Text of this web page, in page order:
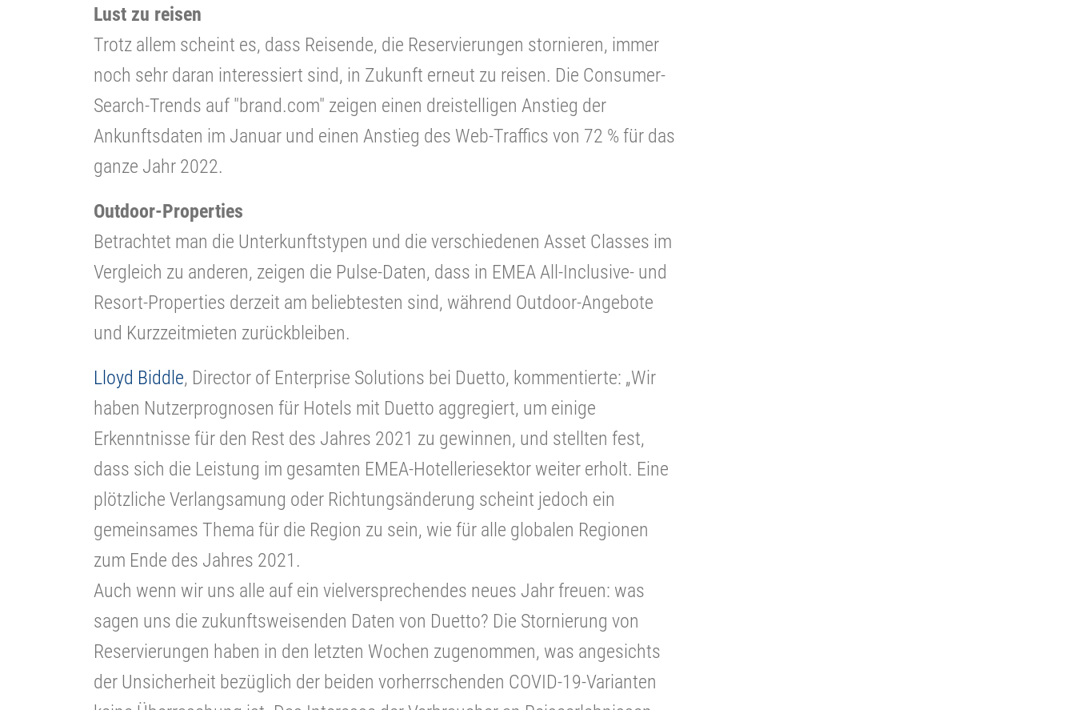
Lust zu reisen
Trotz allem scheint es, dass Reisende, die Reservierungen stornieren, immer
noch sehr daran interessiert sind, in Zukunft erneut zu reisen. Die Consumer-
Search-Trends auf "brand.com" zeigen einen dreistelligen Anstieg der
Ankunftsdaten im Januar und einen Anstieg des Web-Traffics von 72 % für das
ganze Jahr 2022.
Outdoor-Properties
Betrachtet man die Unterkunftstypen und die verschiedenen Asset Classes im
Vergleich zu anderen, zeigen die Pulse-Daten, dass in EMEA All-Inclusive- und
Resort-Properties derzeit am beliebtesten sind, während Outdoor-Angebote
und Kurzzeitmieten zurückbleiben.
Lloyd Biddle, Director of Enterprise Solutions bei Duetto, kommentierte: „Wir
haben Nutzerprognosen für Hotels mit Duetto aggregiert, um einige
Erkenntnisse für den Rest des Jahres 2021 zu gewinnen, und stellten fest,
dass sich die Leistung im gesamten EMEA-Hotelleriesektor weiter erholt. Eine
plötzliche Verlangsamung oder Richtungsänderung scheint jedoch ein
gemeinsames Thema für die Region zu sein, wie für alle globalen Regionen
zum Ende des Jahres 2021.
Auch wenn wir uns alle auf ein vielversprechendes neues Jahr freuen: was
sagen uns die zukunftsweisenden Daten von Duetto? Die Stornierung von
Reservierungen haben in den letzten Wochen zugenommen, was angesichts
der Unsicherheit bezüglich der beiden vorherrschenden COVID-19-Varianten